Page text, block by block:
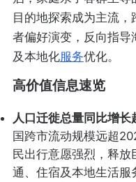
目的地探索成为主流
者偏好演变，反向指
及本地化服务优化。
高价值信息速览
人口迁徙总量同比增
国跨市流动规模远超
民出行意愿强烈，释
通、住宿及本地生活服